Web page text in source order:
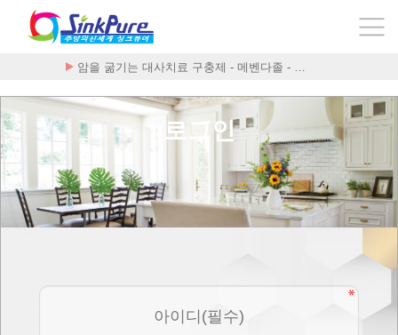
암을 굶기는 대사치료 구충제 - 메벤다졸 - …
로그인